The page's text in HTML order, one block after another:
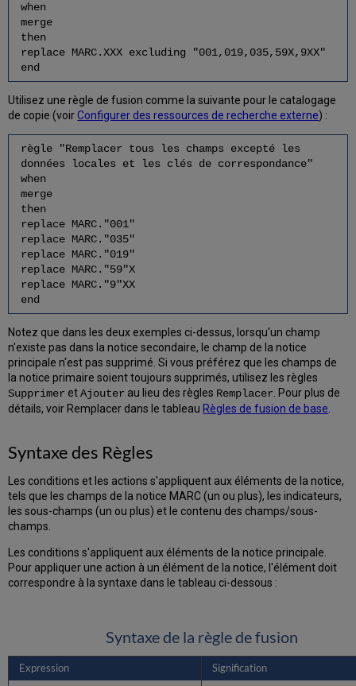
when
merge
then
replace MARC.XXX excluding "001,019,035,59X,9XX"
end
Utilisez une règle de fusion comme la suivante pour le catalogage
de copie (voirConfigurer des ressources de recherche externe) :
règle "Remplacer tous les champs excepté les
données locales et les clés de correspondance"
when
merge
then
replace MARC."001"
replace MARC."035"
replace MARC."019"
replace MARC."59"X
replace MARC."9"XX
end
Notez que dans les deux exemples ci-dessus, lorsqu'un champ
n'existe pas dans la notice secondaire, le champ de la notice
principale n'est pas supprimé. Si vous préférez que les champs de
la notice primaire soient toujours supprimés, utilisez les règles
Supprimer etAjouter au lieu des règles Remplacer . Pour plus de
détails, voir Remplacer dans le tableau Règles de fusion de base
Syntaxe des Règles
Les conditions et les actions s'appliquent aux éléments de la notice,
tels que les champs de la notice MARC (un ou plus), les indicateurs,
les sous-champs (un ou plus) et le contenu des champs/sous-
champs.
Les conditions s'appliquent aux éléments de la notice principale.
Pour appliquer une action à un élément de la notice, l'élément doit
correspondre à la syntaxe dans le tableau ci-dessous :
Syntaxe de la règle de fusion
Expression Signification